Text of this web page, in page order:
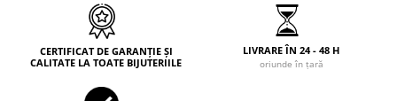
CERTIFICAT DE GARANȚIE ȘI
CALITATE LA TOATE BIJUTERIILE
LIVRARE ÎN 24 - 48 H
oriunde în țară